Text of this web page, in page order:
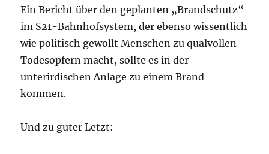
Ein Bericht über den geplanten „Brandschutz“
im S21-Bahnhofsystem, der ebenso wissentlich
wie politisch gewollt Menschen zu qualvollen
Todesopfern macht, sollte es in der
unterirdischen Anlage zu einem Brand
kommen.
Und zu guter Letzt: